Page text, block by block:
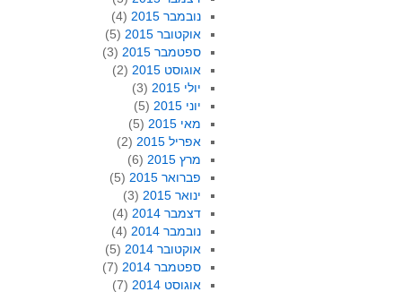
נובמבר 2015
(4)
אוקטובר 2015
(5)
ספטמבר 2015
(3)
אוגוסט 2015
(2)
יולי 2015
(3)
יוני 2015
(5)
מאי 2015
(5)
אפריל 2015
(2)
מרץ 2015
(6)
פברואר 2015
(5)
ינואר 2015
(3)
דצמבר 2014
(4)
נובמבר 2014
(4)
אוקטובר 2014
(5)
ספטמבר 2014
(7)
אוגוסט 2014
(7)